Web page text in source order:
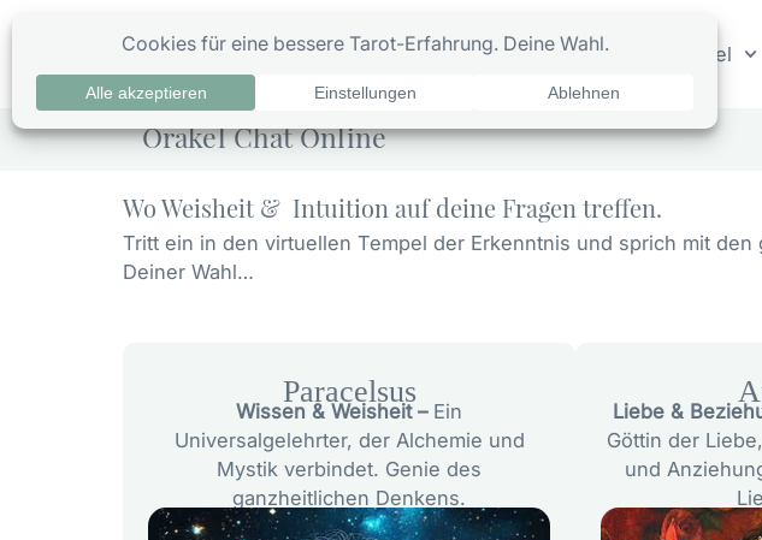
springen
0 Tarot Orakel
Orakel Chat Online
Wo Weisheit & Intuition auf deine Fragen treffen.
Tritt ein in den virtuellen Tempel der Erkenntnis und sprich mit
Deiner Wahl…
Paracelsus
Wissen & Weisheit – Ein
Universalgelehrter, der Alchemie und
Mystik verbindet. Genie des
ganzheitlichen Denkens.
Liebe &
Göttin der
und